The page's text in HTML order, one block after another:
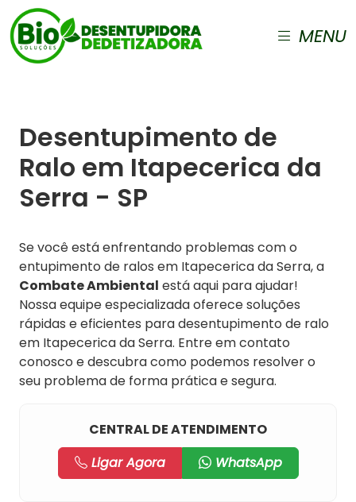
MENU
Desentupimento de
Ralo em Itapecerica da
Serra - SP
Se você está enfrentando problemas com o
entupimento de ralos em Itapecerica da Serra, a
Combate Ambiental está aqui para ajudar!
Nossa equipe especializada oferece soluções
rápidas e eficientes para desentupimento de ralo
em Itapecerica da Serra. Entre em contato
conosco e descubra como podemos resolver o
seu problema de forma prática e segura.
CENTRAL DE ATENDIMENTO
Ligar Agora
WhatsApp